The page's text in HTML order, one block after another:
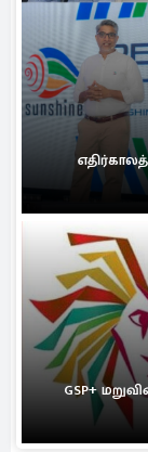
GSP+